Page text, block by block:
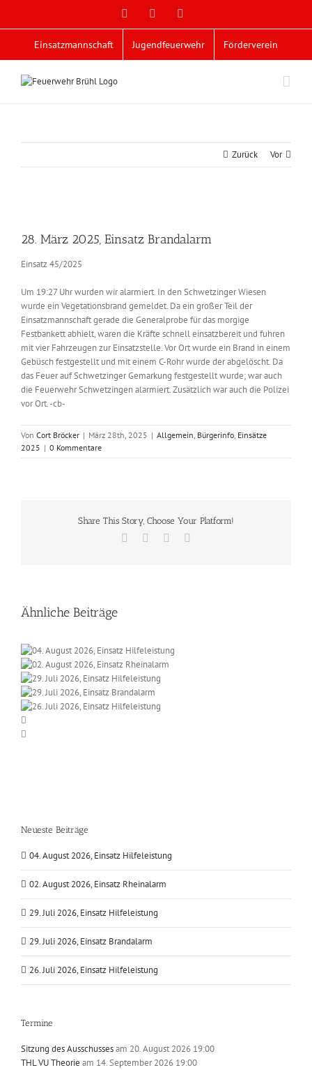
Facebook
Einsatzmannschaft Jugendfeuerwehr Förderverein
Zurück Vor
Bild
28. März 2025, Einsatz Brandalarm
Einsatz 45/2025
Um 19:27 Uhr wurden wir alarmiert. In den Schwetzinger Wiesen
wurde ein Vegetationsbrand gemeldet. Da ein großer Teil der
Einsatzmannschaft gerade die Generalprobe für das morgige
Festbankett abhielt, waren die Kräfte schnell einsatzbereit und fuhren
mit vier Fahrzeugen zur Einsatzstelle. Vor Ort wurde ein Brand in einem
Gebüsch festgestellt und mit einem C-Rohr wurde der abgelöscht. Da
das Feuer auf Schwetzinger Gemarkung festgestellt wurde; war auch
die Feuerwehr Schwetzingen alarmiert. Zusätzlich war auch die Polizei
vor Ort. -cb-
Von Cort Bröcker | März 28th, 2025 | Allgemein, Bürgerinfo, Einsätze
2025 | 0 Kommentare
Share This Story, Choose Your Platform!
Facebook
Ähnliche Beiträge
Neueste Beiträge
04. August 2026, Einsatz Hilfeleistung
02. August 2026, Einsatz Rheinalarm
29. Juli 2026, Einsatz Hilfeleistung
29. Juli 2026, Einsatz Brandalarm
26. Juli 2026, Einsatz Hilfeleistung
Termine
Sitzung des Ausschussesam 20. August 2026 19:00
THL VU Theorie am 14. September 2026 19:00